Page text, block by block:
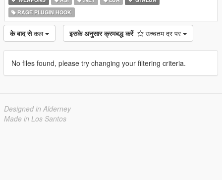
RAGE PLUGIN HOOK
के बाद से कल इसके अनुसार क्रमबद्ध करें उच्चतम दर पर
No files found, please try changing your filtering criteria.
Designed in Alderney
Made in Los Santos